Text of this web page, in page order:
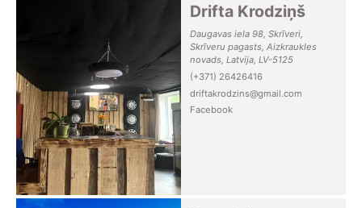
Drifta Krodziņš
Daugavas iela 98, Skrīveri,
Skrīveru pagasts, Aizkraukles
novads, Latvija, LV-5125
(+371) 26426416
driftakrodzins@gmail.com
Facebook